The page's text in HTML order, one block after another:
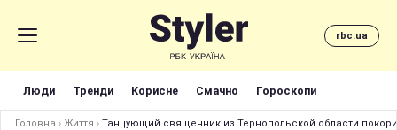
rbc.ua
Люди Тренди Корисне Смачно Гороскопи
Головна › Життя › Танцующий священник из Тернопольской области